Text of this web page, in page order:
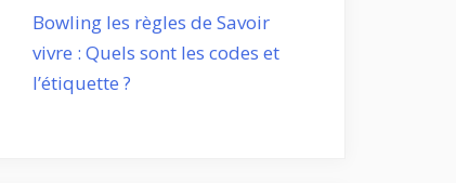
Bowling les règles de Savoir
vivre : Quels sont les codes et
l’étiquette ?